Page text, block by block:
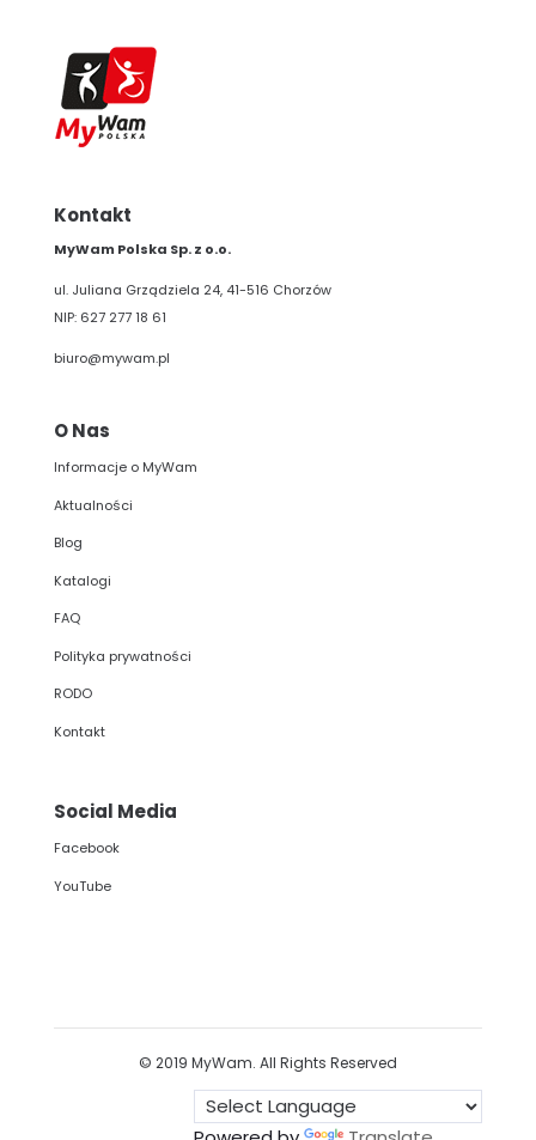
Kontakt
MyWam Polska Sp. z o.o.
ul. Juliana Grządziela 24, 41-516 Chorzów
NIP: 627 277 18 61
biuro@mywam.pl
O Nas
Informacje o MyWam
Aktualności
Blog
Katalogi
FAQ
Polityka prywatności
RODO
Kontakt
Social Media
Facebook
YouTube
© 2019 MyWam. All Rights Reserved